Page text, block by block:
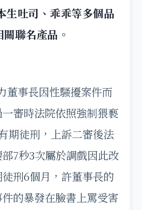
吐司、乖乖等多個品
聯名產品。
事長因性騷擾案件而
審時法院依照強制猥褻
期徒刑，上訴二審後法
7秒3次屬於調戲因此改
刑6個月，許董事長的
的暴發在臉書上罵受害